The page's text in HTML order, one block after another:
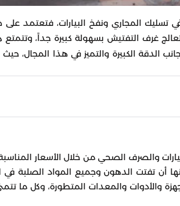
تسليك المجاري ونفخ البيارات، فتعتمد
غرف التفتيش بسهولة كبيرة جداً، وتتمتع
الدقة الكبيرة والتميز في هذا المجال، حيث
والصرف الصحي من خلال الأسعار المناسبة،
أن تفتت الدهون وجميع المواد الصلبة في
والأدوات والمعدات المتطورة، وكل ما